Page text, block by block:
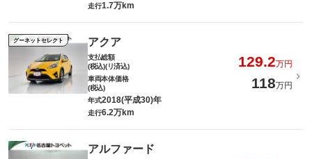
走行1.7万km
グーネットセレクト アクア
支払総額
(税込)(リ済込)
129.2万円
車両本体価格
(税込)
118万円
年式2018(平成30)年
走行6.2万km
アルファード